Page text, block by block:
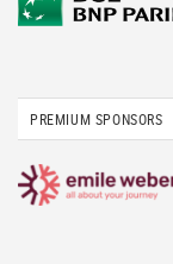
PREMIUM SPONSORS